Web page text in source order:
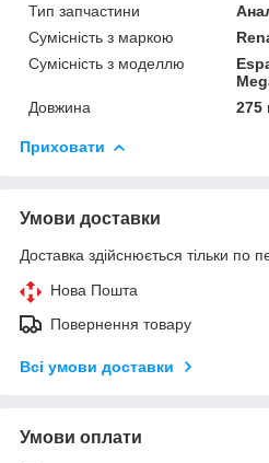
Тип запчастини
Сумісність з маркою
Сумісність з моделлю
Довжина
275
Приховати
Умови доставки
Доставка здійснюється тільки по
Нова Пошта
Повернення товару
Всі умови доставки
Умови оплати